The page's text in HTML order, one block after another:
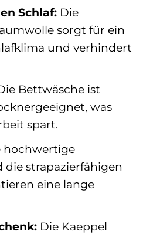
Schlaf: Die
sorgt für ein
und verhindert
Bettwäsche ist
was
spart.
hochwertige
strapazierfähigen
eine lange
Die Kaeppel